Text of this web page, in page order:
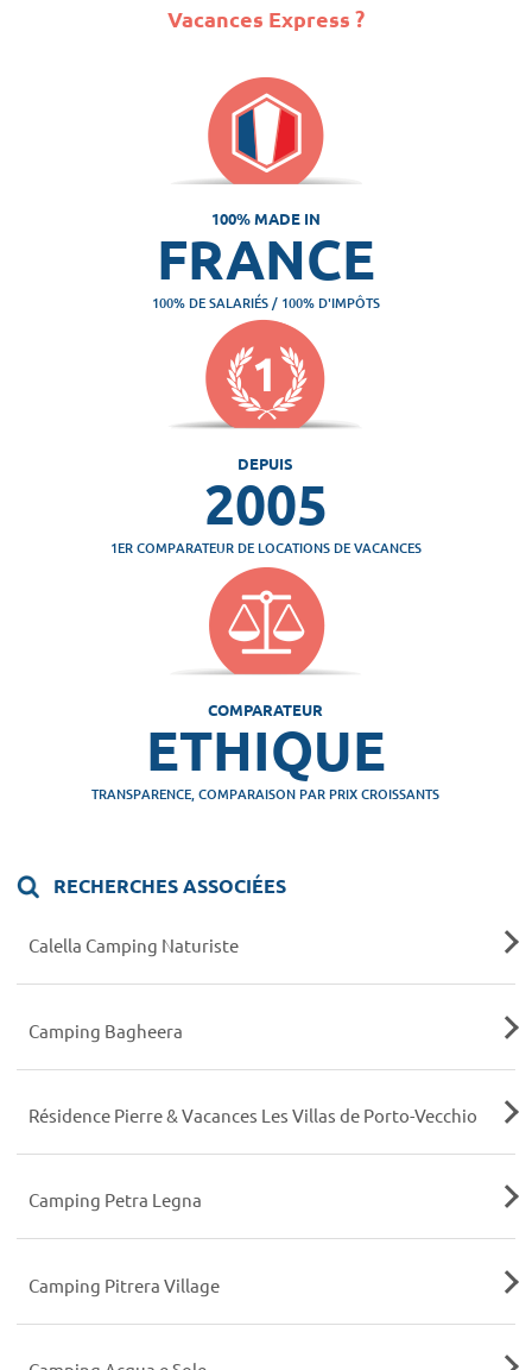
Vacances Express ?
100% MADE IN
FRANCE
100% DE SALARIÉS / 100% D'IMPÔTS
DEPUIS
2005
1ER COMPARATEUR DE LOCATIONS DE VACANCES
COMPARATEUR
ETHIQUE
TRANSPARENCE, COMPARAISON PAR PRIX CROISSANTS
RECHERCHES ASSOCIÉES
Calella Camping Naturiste
Camping Bagheera
Résidence Pierre & Vacances Les Villas de Porto-Vecchio
Camping Petra Legna
Camping Pitrera Village